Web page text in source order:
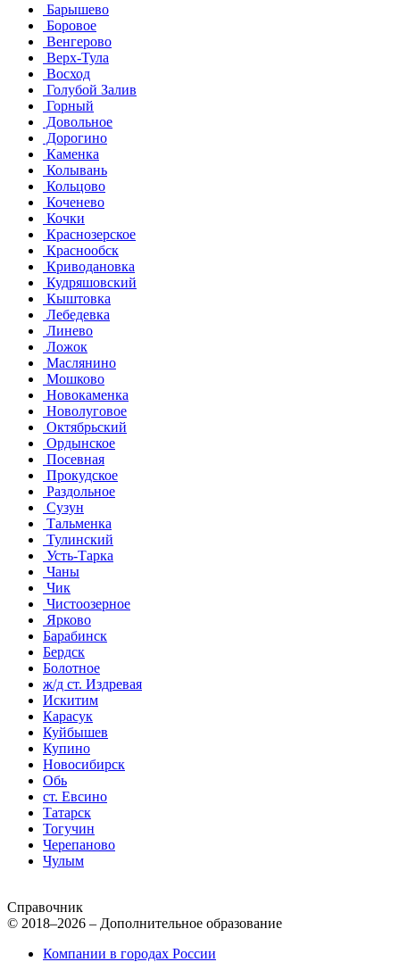
Барышево
Боровое
Венгерово
Верх-Тула
Восход
Голубой Залив
Горный
Довольное
Дорогино
Каменка
Колывань
Кольцово
Коченево
Кочки
Краснозерское
Краснообск
Криводановка
Кудряшовский
Кыштовка
Лебедевка
Линево
Ложок
Маслянино
Мошково
Новокаменка
Новолуговое
Октябрьский
Ордынское
Посевная
Прокудское
Раздольное
Сузун
Тальменка
Тулинский
Усть-Тарка
Чаны
Чик
Чистоозерное
Ярково
Барабинск
Бердск
Болотное
ж/д ст. Издревая
Искитим
Карасук
Куйбышев
Купино
Новосибирск
Обь
ст. Евсино
Татарск
Тогучин
Черепаново
Чулым
Справочник
© 2018–2026 – Дополнительное образование
Компании в городах России